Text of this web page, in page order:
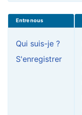
Entre nous
Qui suis-je ?
S'enregistrer